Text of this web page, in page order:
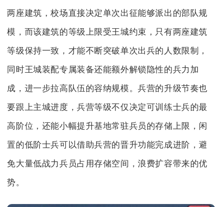
两座建筑，校场直接决定单次出征能够派出的部队规
模，而该建筑的等级上限受王城约束，只有两座建筑
等级保持一致，才能不断突破单次出兵的人数限制，
同时王城装配专属装备还能额外解锁隐性的兵力加
成，进一步拉高队伍的容纳规模。兵营的升级节奏也
要跟上主城进度，兵营等级不仅决定可训练士兵的最
高阶位，还能小幅提升基地常驻兵员的存储上限，闲
置的低阶士兵可以借助兵营的晋升功能完成进阶，避
免大量低战力兵员占用存储空间，浪费扩容带来的优
势。